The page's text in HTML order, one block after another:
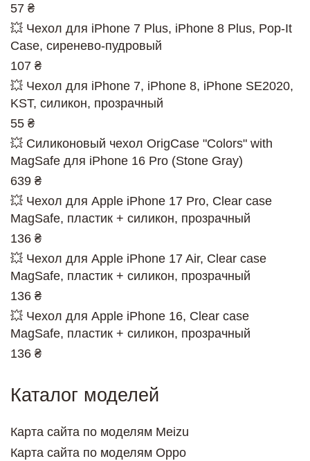
57 ₴
💥 Чехол для iPhone 7 Plus, iPhone 8 Plus, Pop-It
Case, сиренево-пудровый
107 ₴
💥 Чехол для iPhone 7, iPhone 8, iPhone SE2020,
KST, силикон, прозрачный
55 ₴
💥 Силиконовый чехол OrigCase "Colors" with
MagSafe для iPhone 16 Pro (Stone Gray)
639 ₴
💥 Чехол для Apple iPhone 17 Pro, Clear case
MagSafe, пластик + силикон, прозрачный
136 ₴
💥 Чехол для Apple iPhone 17 Air, Clear case
MagSafe, пластик + силикон, прозрачный
136 ₴
💥 Чехол для Apple iPhone 16, Clear case
MagSafe, пластик + силикон, прозрачный
136 ₴
Каталог моделей
Карта сайта по моделям Meizu
Карта сайта по моделям Oppo